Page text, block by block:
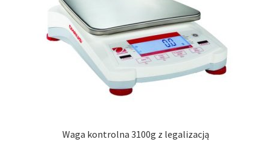
Waga kontrolna 3100g z legalizacją